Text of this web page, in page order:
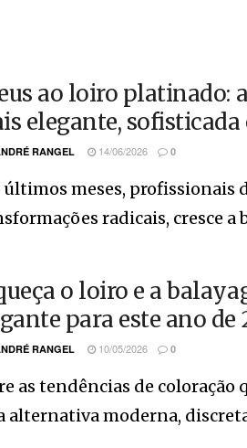
ao loiro platinado:
elegante,
RANGEL 14/06/2026 0
últimos meses, profissionais
radicais, cresce a
o loiro e a
para este ano de
RANGEL 10/05/2026 0
as tendências de coloração
alternativa moderna,